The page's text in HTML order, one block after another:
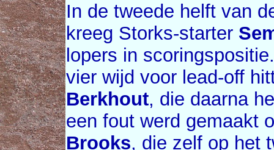
In de tweede helft van
kreeg Storks-starter
lopers in
vier wijd voor lead-off
Berkhout, die daarna
een fout werd gemaakt
Brooks, die zelf op het